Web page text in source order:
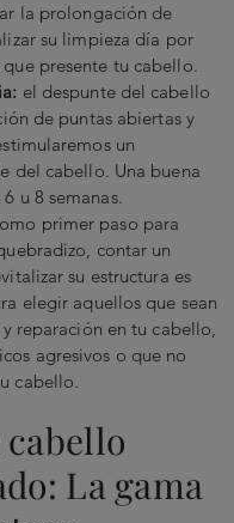
la prolongación de
su limpieza día por
presente tu cabello.
el despunte del cabello
de puntas abiertas y
un
del cabello. Una buena
u 8 semanas.
primer paso para
contar un
su estructura es
elegir aquellos que sean
reparación en tu cabello,
agresivos o que no
cabello.
La gama